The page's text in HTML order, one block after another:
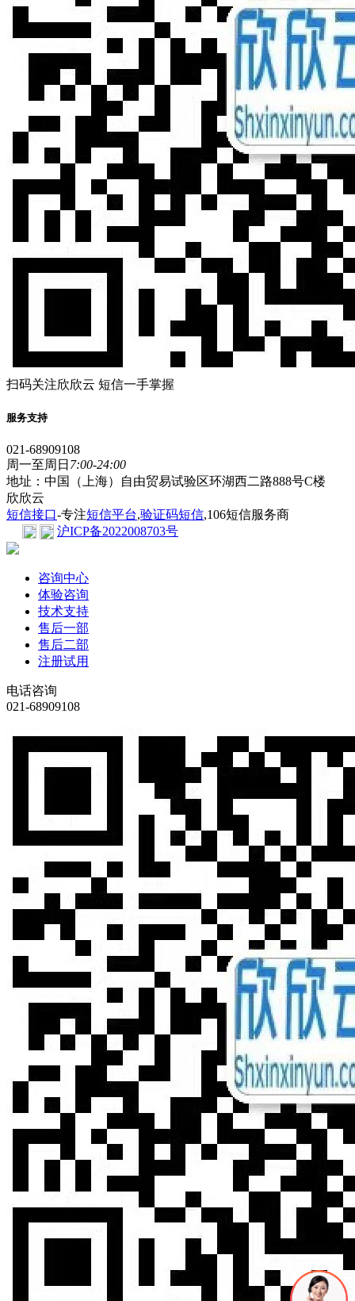
扫码关注欣欣云 短信一手掌握
服务支持
021-68909108
周一至周日 7:00-24:00
地址：中国（上海）自由贸易试验区环湖西二路888号C楼
欣欣云
短信接口-专注短信平台,验证码短信,106短信服务商
沪ICP备2022008703号
咨询中心
体验咨询
技术支持
售后一部
售后二部
注册试用
电话咨询
021-68909108